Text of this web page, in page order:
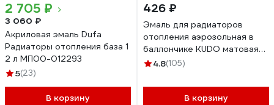
2 705 ₽
3 060 ₽
Акриловая эмаль Dufa
Радиаторы отопления база 1
2 л МП00-012293
5(23)
В корзину
426 ₽
Эмаль для радиаторов
отопления аэрозольная в
баллончике KUDO матовая
чёрная KU-5103
4.8(105)
В корзину